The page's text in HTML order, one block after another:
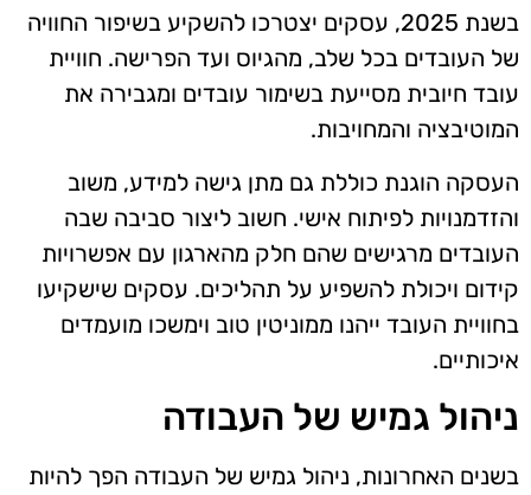
בשנת 2025, עסקים יצטרכו להשקיע בשיפור החוויה
של העובדים בכל שלב, מהגיוס ועד הפרישה. חוויית
עובד חיובית מסייעת בשימור עובדים ומגבירה את
המוטיבציה והמחויבות.
העסקה הוגנת כוללת גם מתן גישה למידע, משוב
והזדמנויות לפיתוח אישי. חשוב ליצור סביבה שבה
העובדים מרגישים שהם חלק מהארגון עם אפשרויות
קידום ויכולת להשפיע על תהליכים. עסקים שישקיעו
בחוויית העובד ייהנו ממוניטין טוב וימשכו מועמדים
איכותיים.
ניהול גמיש של העבודה
בשנים האחרונות, ניהול גמיש של העבודה הפך להיות